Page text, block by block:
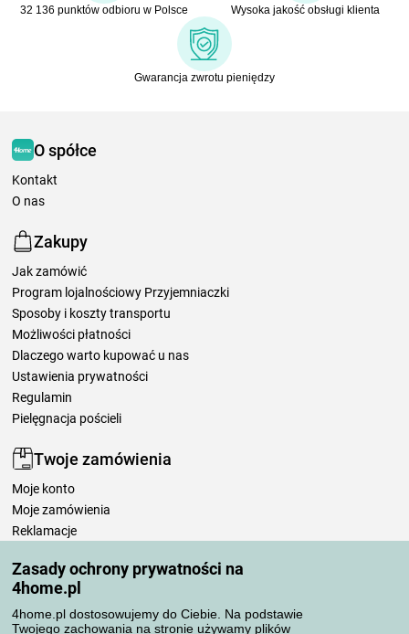
Zasady ochrony prywatności na
4home.pl
4home.pl dostosowujemy do Ciebie. Na podstawie
Twojego zachowania na stronie używamy plików
32 136 punktów odbioru w Polsce Wysoka jakość obsługi klienta
Gwarancja zwrotu pieniędzy
O spółce
Kontakt
O nas
Zakupy
Jak zamówić
Program lojalnościowy Przyjemniaczki
Sposoby i koszty transportu
Możliwości płatności
Dlaczego warto kupować u nas
Ustawienia prywatności
Regulamin
Pielęgnacja pościeli
Twoje zamówienia
Moje konto
Moje zamówienia
Reklamacje
Zasady przetwarzania recenzji
Sposoby transportu